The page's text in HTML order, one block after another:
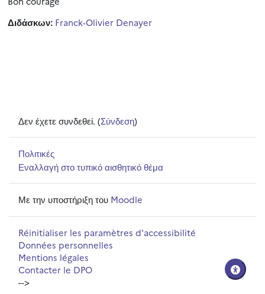
Διδάσκων: Franck-Olivier Denayer
Δεν έχετε συνδεθεί. (Σύνδεση)
Πολιτικές
Εναλλαγή στο τυπικό αισθητικό θέμα
Με την υποστήριξη του Moodle
Réinitialiser les paramètres d'accessibilité
Données personnelles
Mentions légales
Contacter le DPO
-->